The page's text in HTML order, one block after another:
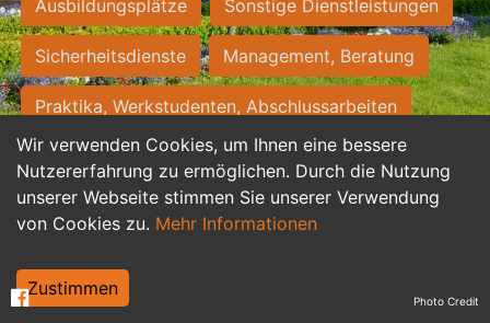
Wir verwenden Cookies, um Ihnen eine bessere
Nutzererfahrung zu ermöglichen. Durch die Nutzung
unserer Webseite stimmen Sie unserer Verwendung
von Cookies zu. Mehr Informationen
Zustimmen
Ausbildungsplätze Sonstige Dienstleistungen
Sicherheitsdienste Management, Beratung
Praktika, Werkstudenten, Abschlussarbeiten
Personalwesen Assistenz, Sekretariat
Hilfskräfte, Aushilfs- und Nebenjobs
Weiterbildung, Studium, duale Ausbildung Photo Credit